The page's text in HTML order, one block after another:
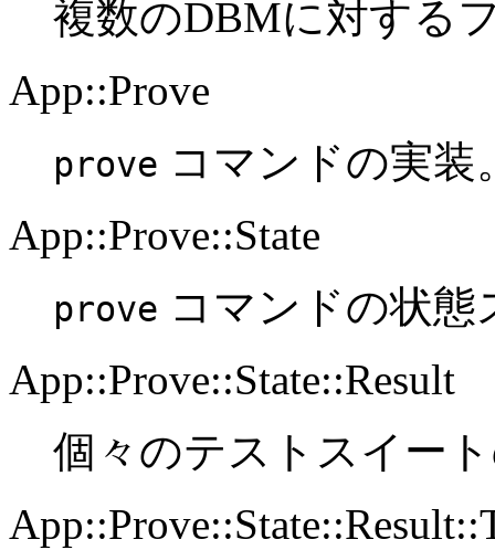
複数のDBMに対する
App::Prove
prove コマンドの実装
App::Prove::State
prove コマンドの状態
App::Prove::State::Result
個々のテストスイー